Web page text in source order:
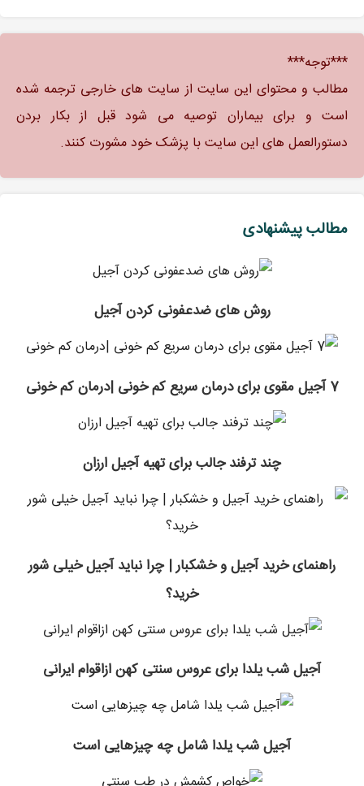
***توجه***
مطالب و محتوای این سایت از سایت های خارجی ترجمه شده
است و برای بیماران توصیه می شود قبل از بکار بردن
دستورالعمل های این سایت با پزشک خود مشورت کنند.
مطالب پیشنهادی
روش های ضدعفونی کردن آجیل
7 آجیل مقوی برای درمان سریع کم خونی |درمان کم خونی
چند ترفند جالب برای تهیه آجیل ارزان
راهنمای خرید آجیل و خشکبار | چرا نباید آجیل خیلی شور
خرید؟
آجیل شب یلدا برای عروس سنتی کهن ازاقوام ایرانی
آجیل شب یلدا شامل چه چیزهایی است